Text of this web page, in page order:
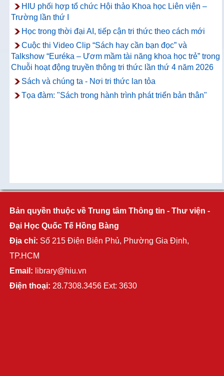
HIU phối hợp tổ chức Hội thảo Khoa học Liên viện –
Trường lần thứ I
Học trong thời đại AI, tiếp cận tri thức theo cách mới
Cuộc thi Video Clip “Sách hay cần bạn đọc” và
Talkshow “Euréka – Ươm mầm tài năng khoa học trẻ” trong
Chuỗi hoạt động truyền thông tri thức lần thứ 4 năm 2026
Sách và chúng ta - Nơi tri thức lan tỏa
Tọa đàm: "Sách trong hành trình phát triển bản thân"
Bản quyền thuộc về Trung tâm Thông tin - Thư viện -
Đại Học Quốc Tế Hồng Bàng
Địa chỉ: Số 215 Điện Biên Phủ, Phường Gia Định,
TP.HCM
Email: library@hiu.vn
Điện thoại: 28.7308.3456 Ext: 3630